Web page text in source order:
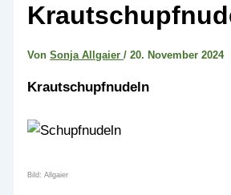
VonSonja Allgaier/20. November 2024
Krautschupfnudeln
Bild: Allgaier